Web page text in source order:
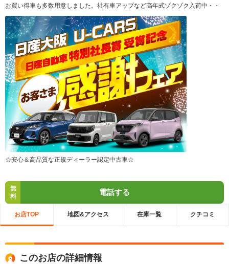
お買い得車も多数用意しました。社有車アップなど高年式ゾクゾク入荷中・・
☆安心＆高品質な正規ディーラー認定中古車☆
無
料
電話する
お店TOP 地図&アクセス 在庫一覧 クチコミ
このお店の詳細情報